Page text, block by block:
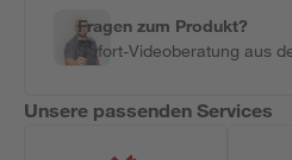
Fragen zum Produkt?
Sofort-Videoberatung aus
Unsere passenden Services